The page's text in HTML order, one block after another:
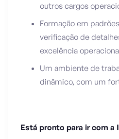
outros cargos
Formação em
verificação de
excelência
Um ambiente de
dinâmico, com um
Está pronto para ir com a